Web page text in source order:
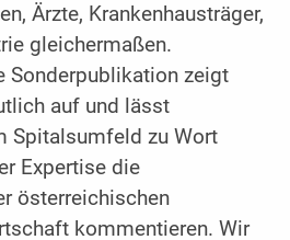
Ärzte, Krankenhausträger,
gleichermaßen.
Sonderpublikation zeigt
auf und lässt
Spitalsumfeld zu Wort
Expertise die
österreichischen
kommentieren. Wir